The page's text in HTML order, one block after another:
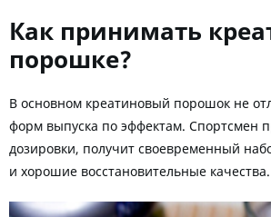
Как принимать
порошке?
В основном креатиновый порошок не
форм выпуска по эффектам. Спортсмен
дозировки, получит своевременный
и хорошие восстановительные качества.